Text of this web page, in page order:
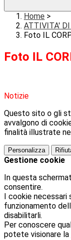
Home >
ATTIVITA'
Foto IL
Foto IL
Notizie
Questo sito o gli
avvalgono di
finalità illustrate
Personalizza
Gestione cookie
In questa
consentire.
I cookie necessari
funzionamento
disabilitarli.
Per conoscere
potete visionare la